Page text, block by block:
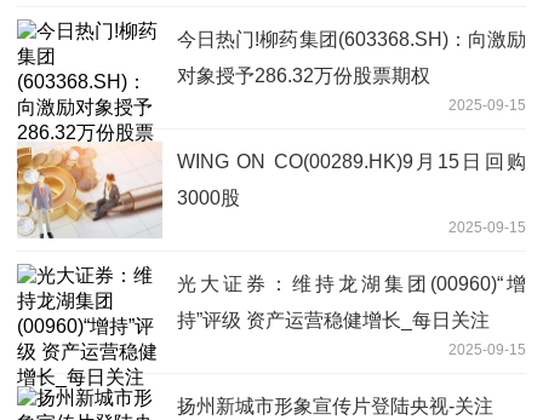
今日热门!柳药集团(603368.SH)：向激励
对象授予286.32万份股票期权
2025-09-15
WING ON CO(00289.HK)9月15日回购
3000股
2025-09-15
光大证券：维持龙湖集团(00960)“增
持”评级 资产运营稳健增长_每日关注
2025-09-15
扬州新城市形象宣传片登陆央视-关注